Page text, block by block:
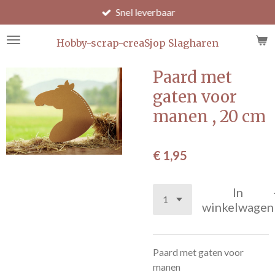
direct
naar
Hobby-scrap-creaSjop Slagharen
Snel leverbaar
Paard met
gaten voor
manen , 20 cm
€ 1,95
In
winkelwagen
Paard met gaten voor
manen